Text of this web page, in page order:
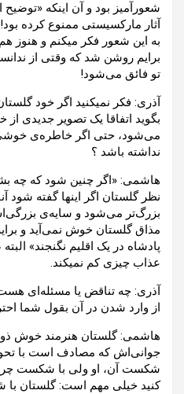
شعورآمیز بود و آن اینکه
آثار مارکسیستی ممنوع کرده
به این شعور فکر میکنم و هنوز
برایم روشن شد که وقتی از
تو فائق می‌شود!
آذری: فکر نمیکنید اگر خود
بگوید اتفاقا یک تصویر جدیدی
می‌شود، حتی اگر خاطره‌ی خوشی
نداشته باشد ؟
هاشمی: «اگر چنین شود که چه
نظر گلستان اگر اینها گفته
بزرگ‌‌تر می‌شود و سایه‌ی
مذاق گلستان خوش نمی‌آید و
پادشاه در یک اقلیم نگنجند»
عذاب چیزی کم نمیکند.
آذری: چه تناقض یا مسئله‌ای
از وارد شدن در آن بقول شما
هاشمی: گلستان هنرمند خوش
جوانی‌اش که مصادف است با
شکست آن، او ولی با شکست
کنید خیلی مهم است: گلستان